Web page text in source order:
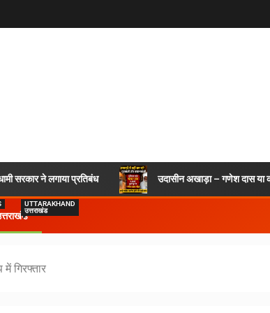
सरकार ने लगाया प्रतिबंध उदासीन अखाड़ा – गणेश दास या
UTTARAKHAND
उत्तराखंड
गिरफ्तार